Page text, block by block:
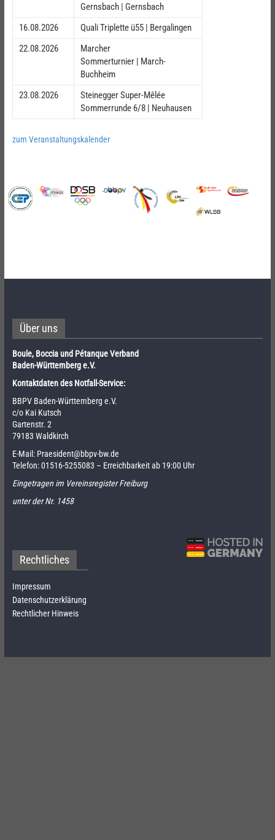
Gernsbach | Gernsbach
16.08.2026
Quali Triplette ü55 | Bergalingen
22.08.2026
Marcher
Sommerturnier | March-
Buchheim
23.08.2026
Steinegger Super-Mêlée
Sommerrunde 6/8 | Neuhausen
zum Veranstaltungskalender
Über uns
Boule, Boccia und Pétanque Verband
Baden-Württemberg e.V.
Kontaktdaten des Notfall-Service:
BBPV Baden-Württemberg e.V.
c/o Kai Kutsch
Gartenstr. 2
79183 Waldkirch
E-Mail: Praesident@bbpv-bw.de
Telefon:01516-5255083 – Erreichbarkeit ab 19:00 Uhr
Eingetragen im Vereinsregister Freiburg
unter der Nr. 1458
Rechtliches
Impressum
Datenschutzerklärung
Rechtlicher Hinweis